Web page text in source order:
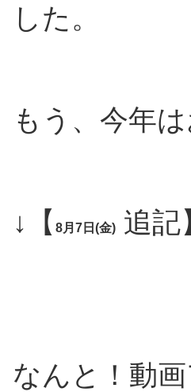
した。
もう、今年
↓【 8月7日(金) 追記
なんと！動